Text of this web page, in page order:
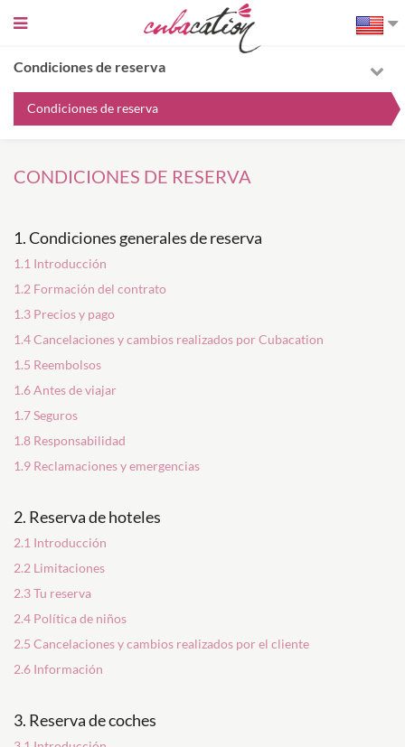
Sidebar
Condiciones de reserva
Condiciones de reserva
CONDICIONES DE RESERVA
1. Condiciones generales de reserva
1.1 Introducción
1.2 Formación del contrato
1.3 Precios y pago
1.4 Cancelaciones y cambios realizados por Cubacation
1.5 Reembolsos
1.6 Antes de viajar
1.7 Seguros
1.8 Responsabilidad
1.9 Reclamaciones y emergencias
2. Reserva de hoteles
2.1 Introducción
2.2 Limitaciones
2.3 Tu reserva
2.4 Política de niños
2.5 Cancelaciones y cambios realizados por el cliente
2.6 Información
3. Reserva de coches